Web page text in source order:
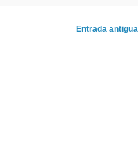
Entrada antigua